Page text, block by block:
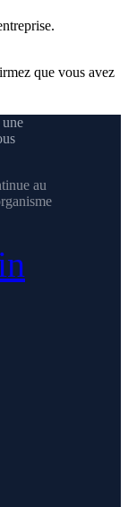
que vous avez
une
au